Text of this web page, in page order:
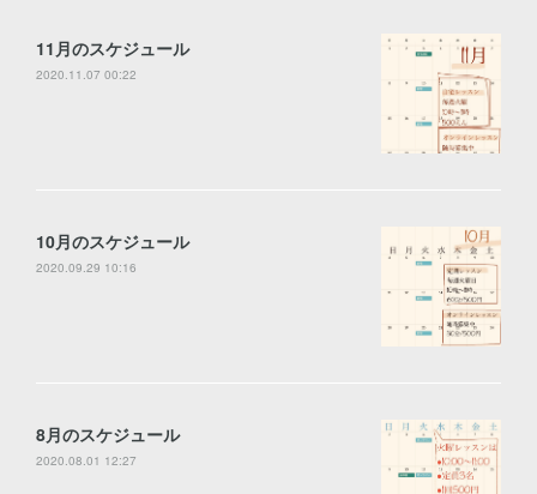
11月のスケジュール
2020.11.07 00:22
10月のスケジュール
2020.09.29 10:16
8月のスケジュール
2020.08.01 12:27